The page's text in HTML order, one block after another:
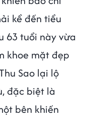
kể đến tiểu
63 tuổi này vừa
khoe mặt đẹp
Sao lại lộ
đặc biệt là
bên khiến